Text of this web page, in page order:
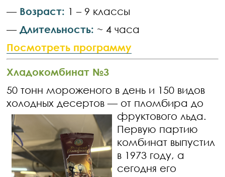
— Возраст: 1 – 9 классы
—Длительность: ~ 4 часа
Посмотреть программу
Хладокомбинат №3
50 тонн мороженого в день и 150 видов
холодных десертов — от пломбира до
фруктового льда.
Первую партию
комбинат выпустил
в 1973 году, а
сегодня его